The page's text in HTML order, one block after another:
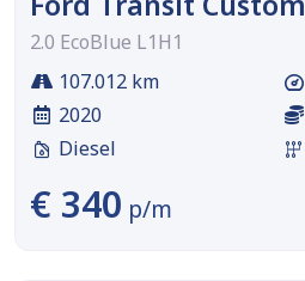
2.0 EcoBlue L1H1
107.012 km
2020
Diesel
€ 340 p/m